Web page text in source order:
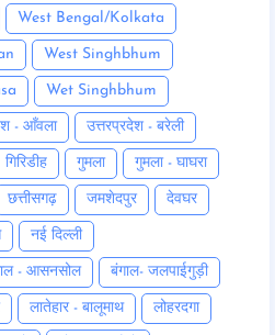
West Bengal/Kolkata
West Singhbhum
Wet Singhbhum
- आँवला उत्तरप्रदेश - बरेली
गिरिडीह गुमला गुमला - घाघरा
छत्तीसगढ़ जमशेदपुर देवघर
नई दिल्ली
- आसनसोल बंगाल- जलपाईगुड़ी
लातेहार - बालूमाथ लोहरदगा